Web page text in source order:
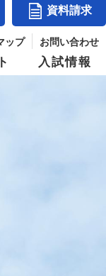
ップ お問い合わせ
資料請求
と資格
入試情報